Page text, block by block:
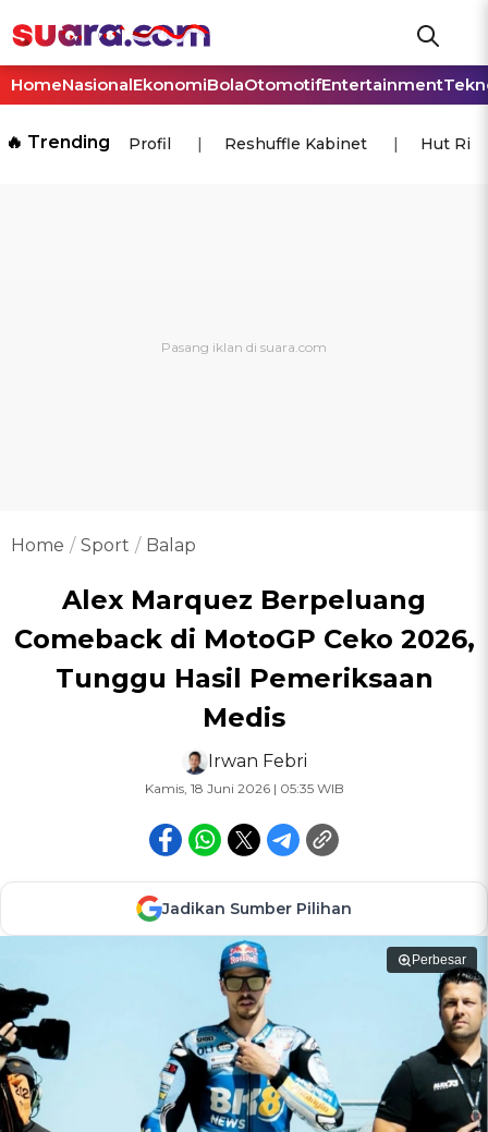
HomeNasionalEkonomiBolaOtomotifEntertainment
🔥 Trending Profil Reshuffle Kabinet Hut Ri
Home Sport Balap
Alex Marquez Berpeluang
Comeback di MotoGP Ceko 2026,
Tunggu Hasil Pemeriksaan
Medis
Irwan Febri
Kamis, 18 Juni 2026 | 05:35 WIB
Jadikan Sumber Pilihan
Perbesar